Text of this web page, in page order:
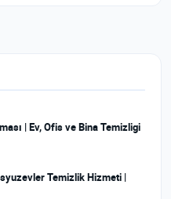
| Ev, Ofis ve Bina Temizligi
Temizlik Hizmeti |